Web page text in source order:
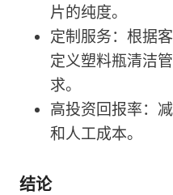
片的纯度。
定制服务：根据
定义塑料瓶清洁
求。
高投资回报率：
和人工成本。
结论